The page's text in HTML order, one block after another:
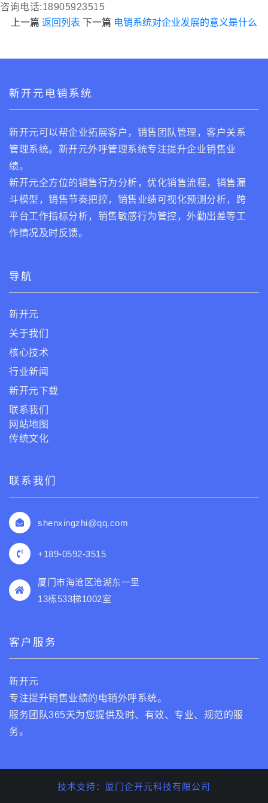
咨询电话:18905923515
上一篇 返回列表 下一篇 电销系统对企业发展的意义是什么
新开元电销系统
新开元可以帮企业拓展客户，销售团队管理，客户关系
管理系统。新开元外呼管理系统专注提升企业销售业
绩。
新开元全方位的销售行为分析，优化销售流程，销售漏
斗模型，销售节奏把控，销售业绩可视化预测分析，跨
平台工作指标分析，销售敏感行为管控，外勤出差等工
作情况及时反馈。
导航
新开元
关于我们
核心技术
行业新闻
新开元下载
联系我们
网站地图
传统文化
联系我们
shenxingzhi@qq.com
+189-0592-3515
厦门市海沧区沧湖东一里
13栋533梯1002室
客户服务
新开元
专注提升销售业绩的电销外呼系统。
服务团队365天为您提供及时、有效、专业、规范的服
务。
技术支持：厦门企开元科技有限公司